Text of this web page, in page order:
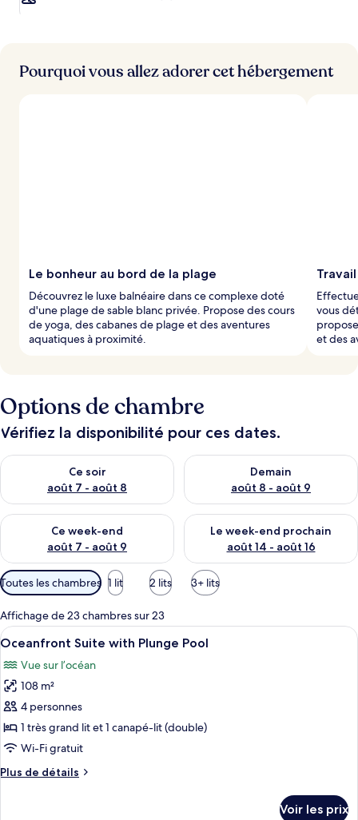
e
u
s
s
Pourquoi vous allez adorer cet hébergement
Le bonheur au bord de la plage
Découvrez le luxe balnéaire dans ce complexe doté
d'une plage de sable blanc privée. Propose des cours
de yoga, des cabanes de plage et des aventures
aquatiques à proximité.
vous
et des
Options de chambre
Vérifiez la disponibilité pour ces dates.
Ce soir
août 7 - août 8
Vérifier la disponibilité pour ce soir août 7 - août 8
Demain
août 8 - août 9
Vérifier la disponibilité pour
Ce week-end
août 7 - août 9
Vérifier la disponibilité pour ce week-end août 7 - août 9
Le week-end prochain
août 14 - août 16
Vérifier la disponibilité pour
Filtres
disponibles
pour
les
chambres
Toutes les chambres 1 lit 2 lits 3+ lits
Affichage de 23 chambres sur 23
Afficher
toutes
les
photos
pour
ce
type
chambre :
Une piscine avec vue sur l’océan,
6
Oceanfront Suite with Plunge Pool
Vue sur l’océan
108 m²
4 personnes
1 très grand lit et 1 canapé-lit (double)
Wi-Fi gratuit
Plus de détails
Plus
Voir les prix